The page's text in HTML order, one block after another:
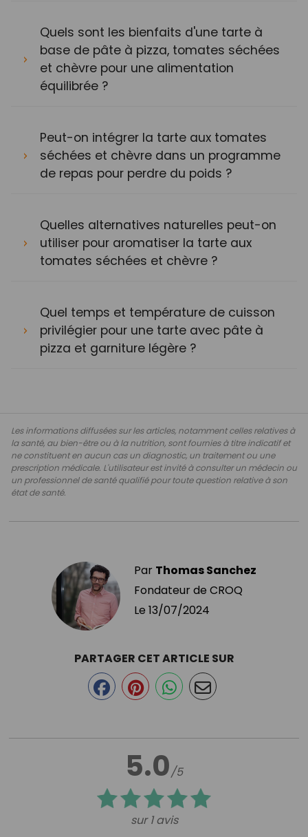
Quels sont les bienfaits d'une tarte à
base de pâte à pizza, tomates séchées
et chèvre pour une alimentation
équilibrée ?
Peut-on intégrer la tarte aux tomates
séchées et chèvre dans un programme
de repas pour perdre du poids ?
Quelles alternatives naturelles peut-on
utiliser pour aromatiser la tarte aux
tomates séchées et chèvre ?
Quel temps et température de cuisson
privilégier pour une tarte avec pâte à
pizza et garniture légère ?
Les informations diffusées sur les articles, notamment celles relatives à
la santé, au bien-être ou à la nutrition, sont fournies à titre indicatif et
ne constituent en aucun cas un diagnostic, un traitement ou une
prescription médicale. L'utilisateur est invité à consulter un médecin ou
un professionnel de santé qualifié pour toute question relative à son
état de santé.
Par Thomas Sanchez
Fondateur de CROQ
Le 13/07/2024
5.0/5
sur 1 avis
PARTAGER CET ARTICLE SUR